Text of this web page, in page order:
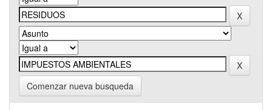
Comenzar nueva busqueda